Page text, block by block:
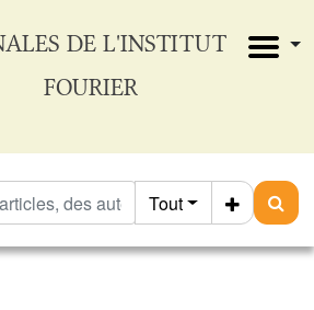
DE L'INSTITUT
FOURIER
Tout